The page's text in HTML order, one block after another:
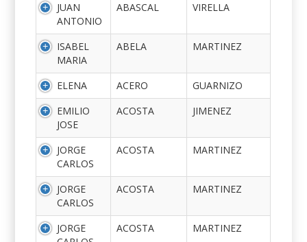
JUAN
ANTONIO
ABASCAL VIRELLA
ISABEL
MARIA
ABELA MARTINEZ
ELENA ACERO
GUARNIZO
EMILIO
JOSE
ACOSTA JIMENEZ
JORGE
CARLOS
ACOSTA MARTINEZ
JORGE
CARLOS
ACOSTA MARTINEZ
JORGE
ACOSTA MARTINEZ